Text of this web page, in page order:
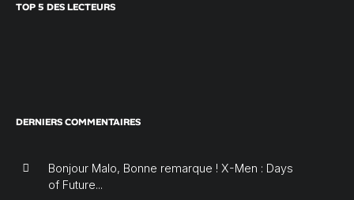
TOP 5 DES LECTEURS
DERNIERS COMMENTAIRES
Bonjour Malo, Bonne remarque ! X-Men : Days
of Future...